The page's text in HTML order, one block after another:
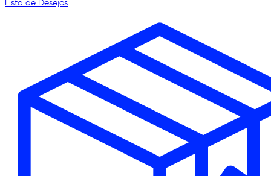
Lista de Desejos